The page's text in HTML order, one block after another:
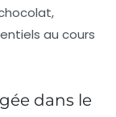
au cours
dans le